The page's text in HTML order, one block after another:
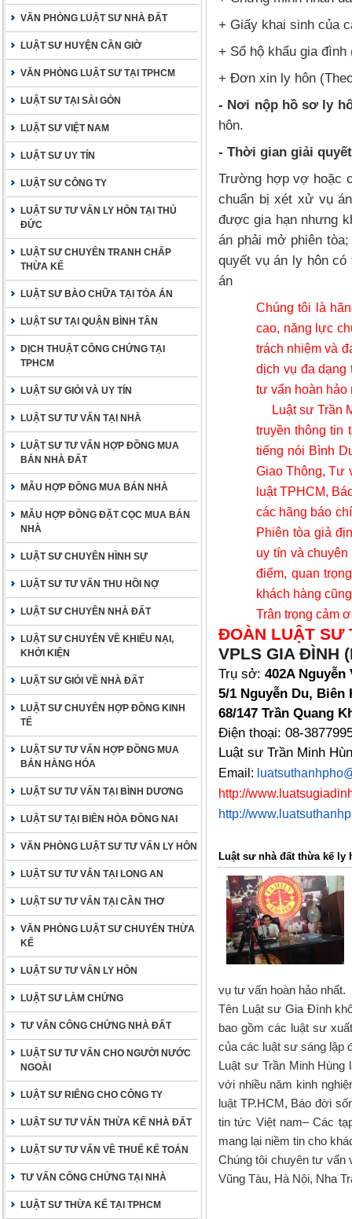
VĂN PHÒNG LUẬT SƯ NHÀ ĐẤT
LUẬT SƯ HUYỆN CẦN GIỜ
VĂN PHÒNG LUẬT SƯ TẠI TPHCM
LUẬT SƯ TẠI SÀI GÒN
LUẬT SƯ VIỆT NAM
LUẬT SƯ UY TÍN
LUẬT SƯ CÔNG TY
LUẬT SƯ TƯ VẤN LY HÔN TẠI THỦ
ĐỨC
LUẬT SƯ CHUYÊN TRANH CHẤP
THỪA KẾ
LUẬT SƯ BÀO CHỮA TẠI TÒA ÁN
LUẬT SƯ TẠI QUẬN BÌNH TÂN
DỊCH THUẬT CÔNG CHỨNG TẠI
TPHCM
LUẬT SƯ GIỎI VÀ UY TÍN
LUẬT SƯ TƯ VẤN TẠI NHÀ
LUẬT SƯ TƯ VẤN HỢP ĐỒNG MUA
BÁN NHÀ ĐẤT
MẪU HỢP ĐỒNG MUA BÁN NHÀ
MẪU HỢP ĐỒNG ĐẶT CỌC MUA BÁN
NHÀ
LUẬT SƯ CHUYÊN HÌNH SỰ
LUẬT SƯ TƯ VẤN THU HỒI NỢ
LUẬT SƯ CHUYÊN NHÀ ĐẤT
LUẬT SƯ CHUYÊN VỀ KHIẾU NẠI,
KHỞI KIỆN
LUẬT SƯ GIỎI VỀ NHÀ ĐẤT
LUẬT SƯ CHUYÊN HỢP ĐỒNG KINH
TẾ
LUẬT SƯ TƯ VẤN HỢP ĐỒNG MUA
BÁN HÀNG HÓA
LUẬT SƯ TƯ VẤN TẠI BÌNH DƯƠNG
LUẬT SƯ TẠI BIÊN HÒA ĐỒNG NAI
VĂN PHÒNG LUẬT SƯ TƯ VẤN LY HÔN
LUẬT SƯ TƯ VẤN TẠI LONG AN
LUẬT SƯ TƯ VẤN TẠI CẦN THƠ
VĂN PHÒNG LUẬT SƯ CHUYÊN THỪA
KẾ
LUẬT SƯ TƯ VẤN LY HÔN
LUẬT SƯ LÀM CHỨNG
TƯ VẤN CÔNG CHỨNG NHÀ ĐẤT
LUẬT SƯ TƯ VẤN CHO NGƯỜI NƯỚC
NGOÀI
LUẬT SƯ RIÊNG CHO CÔNG TY
LUẬT SƯ TƯ VẤN THỪA KẾ NHÀ ĐẤT
LUẬT SƯ TƯ VẤN VỀ THUẾ KẾ TOÁN
TƯ VẤN CÔNG CHỨNG TẠI NHÀ
LUẬT SƯ THỪA KẾ TẠI TPHCM
+ Giấy khai sinh của
+ Sổ hộ khẩu gia
+ Đơn xin ly hôn
- Nơi nộp hồ sơ ly
hôn.
- Thời gian giải
Trường hợp vợ hoặc
chuẩn bị xét xử vụ
được gia hạn nhưng
án phải mở phiên
quyết vụ án ly hôn
án
Chúng tôi là
cao, năng lực
trách nhiệm và
dịch vụ đa dạng
tư vấn hoàn hảo
Luật sư Trần
truyền thông tin
tiếng nói Bình
Giao Thông,Tư
luật TPHCM,
các hãng báo
Phiên tòa giả
uy tín và
điểm, quan
khách hàng
Trân trọng cảm
ĐOÀN LUẬT SƯ
VPLS GIA ĐÌNH
Trụ sở: 402A Nguyễn
5/1 Nguyễn Du,
68/147 Trần Quang
Điện thoại: 08-
Luật sư Trần Minh
Email:
http://
http://
Luật sư nhà đất thừa kế ly
vụ tư vấn hoàn hảo nhất.
Tên Luật sư Gia Đình
bao gồm các luật sư
của các luật sư sáng lập
Luật sư Trần Minh
với nhiều năm kinh
luật TP.HCM, Báo đời
tin tức Việt nam– Các
mang lại niềm tin cho
Chúng tôi chuyên tư vấn
Vũng Tàu, Hà Nội, Nha